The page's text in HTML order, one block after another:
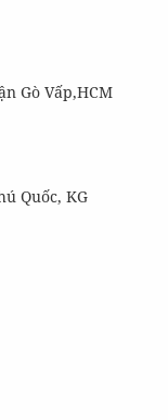
Gò Vấp,HCM
Quốc, KG